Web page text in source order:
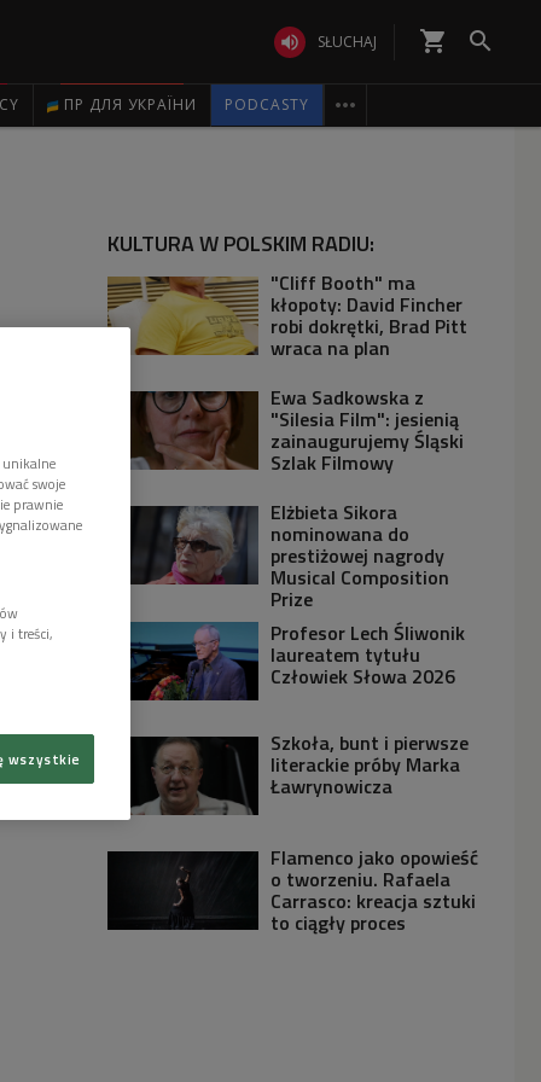
 SŁUCHAJ shopping_cart 
ПР ДЛЯ УКРАЇНИ PODCASTY 
KULTURA W POLSKIM RADIU:
"Cliff Booth" ma
kłopoty: David Fincher
robi dokrętki, Brad Pitt
wraca na plan
Ewa Sadkowska z
"Silesia Film": jesienią
zainaugurujemy Śląski
Szlak Filmowy
Elżbieta Sikora
nominowana do
prestiżowej nagrody
Musical Composition
Prize
Profesor Lech Śliwonik
laureatem tytułu
Człowiek Słowa 2026
Szkoła, bunt i pierwsze
literackie próby Marka
Ławrynowicza
Flamenco jako opowieść
o tworzeniu. Rafaela
Carrasco: kreacja sztuki
to ciągły proces
swoje
prawnie
i treści,
wszystkie